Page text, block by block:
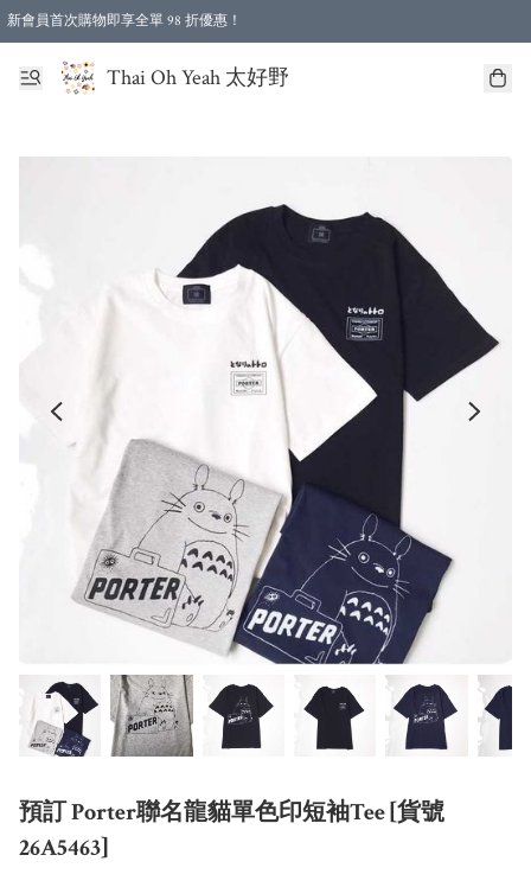
新會員首次購物即享全單 98 折優惠！
特選會員可享全單低至 96 折優惠！
Thai Oh Yeah 太好野
預訂 Porter聯名龍貓單色印短袖Tee [貨號
26A5463]